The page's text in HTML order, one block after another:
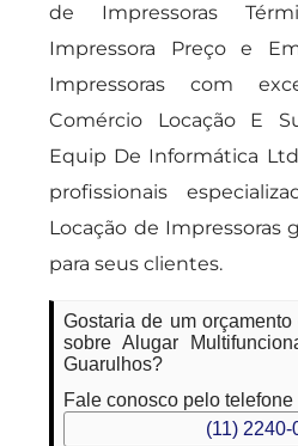
de Impressoras
Impressora Preço e
Impressoras com
Comércio Locação E
Equip De Informática
profissionais
Locação de Impressoras
para seus clientes.
Gostaria de um
sobre Alugar
Guarulhos?
Fale conosco pelo telefone
(11) 2240-